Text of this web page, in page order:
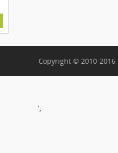
';
Copyright © 2010-